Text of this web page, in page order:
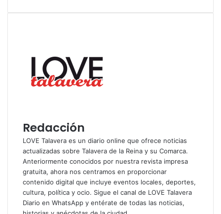
Redacción
LOVE Talavera es un diario online que ofrece noticias
actualizadas sobre Talavera de la Reina y su Comarca.
Anteriormente conocidos por nuestra revista impresa
gratuita, ahora nos centramos en proporcionar
contenido digital que incluye eventos locales, deportes,
cultura, política y ocio. Sigue el canal de LOVE Talavera
Diario en WhatsApp y entérate de todas las noticias,